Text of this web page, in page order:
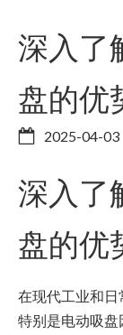
深入了
盘的优
2025-04-03
深入了
盘的优
在现代工业和日
特别是电动吸